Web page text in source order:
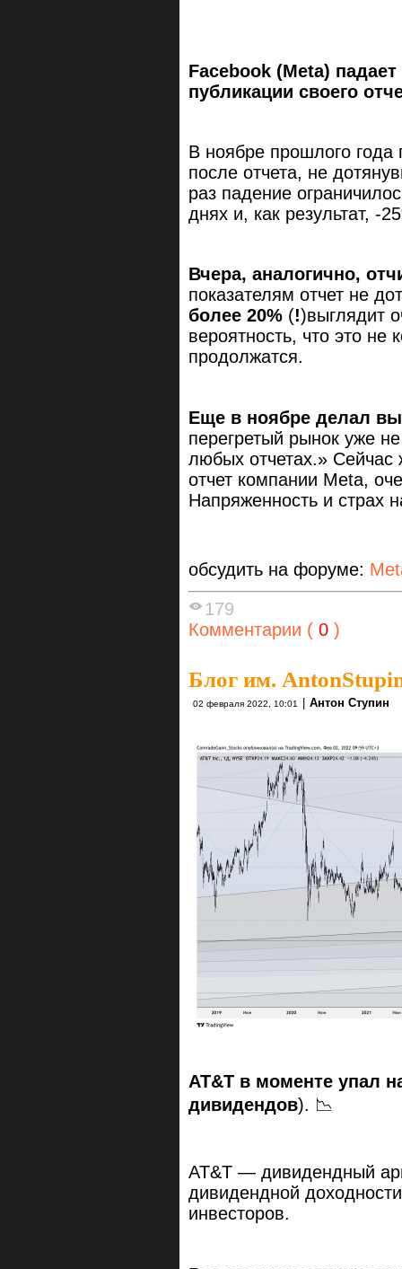
Facebook (Meta)
публикации своего
В ноябре прошлого года
после отчета, не
раз падение
днях и, как результат, -
Вчера, аналогично,
показателям отчет не
более 20% (!)выглядит
вероятность, что это не
продолжатся.
Еще в ноябре делал
перегретый рынок уже
любых отчетах.» Сейчас
отчет компании Meta,
Напряженность и страх
обсудить на форуме:
179
Комментарии ( 0 )
Блог им.
02 февраля 2022, 10:01 Антон Ступин
AT&T в моменте упал
дивидендов). 📉
AT&T — дивидендный
дивидендной
инвесторов.